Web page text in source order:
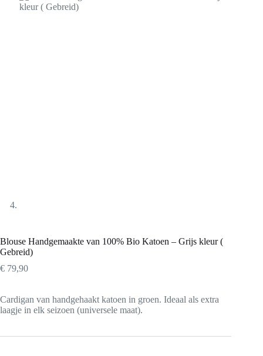
Blouse Handgemaakte van 100% Bio Katoen – Grijs kleur (
Gebreid)
€ 79,90
Cardigan van handgehaakt katoen in groen. Ideaal als extra
laagje in elk seizoen (universele maat).